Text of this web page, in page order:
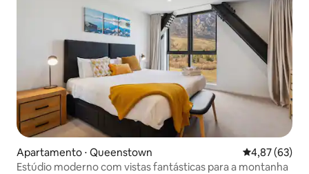
Apartamento ⋅ Queenstown 4,87 de uma
4,87 (63)
Estúdio moderno com vistas fantásticas para a montanha